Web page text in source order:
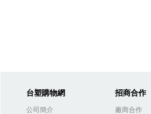
台塑購物網
公司簡介
招商合作
廠商合作